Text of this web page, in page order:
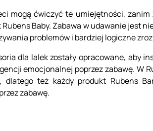
mogą ćwiczyć te umiejętności,
Baby. Zabawa w udawanie jest
problemów i bardziej logiczne
dla lalek zostały opracowane, aby
emocjonalnej poprzez zabawę. W
też każdy produkt Rubens
zabawę.